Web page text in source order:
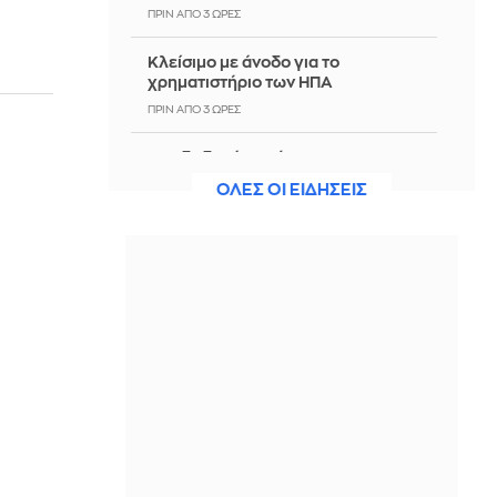
ΠΡΙΝ ΑΠΌ 3 ΏΡΕΣ
Κλείσιμο με άνοδο για το
χρηματιστήριο των ΗΠΑ
ΠΡΙΝ ΑΠΌ 3 ΏΡΕΣ
στοιχείων από τους παραγωγούς
ΟΛΕΣ ΟΙ ΕΙΔΗΣΕΙΣ